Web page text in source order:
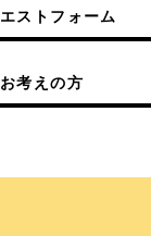
ストフォーム
考えの方